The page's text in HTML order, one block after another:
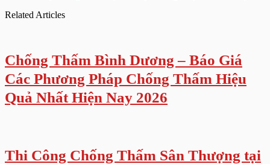
Related Articles
Chống Thấm Bình Dương – Báo Giá
Các Phương Pháp Chống Thấm Hiệu
Quả Nhất Hiện Nay 2026
Thi Công Chống Thấm Sân Thượng tại